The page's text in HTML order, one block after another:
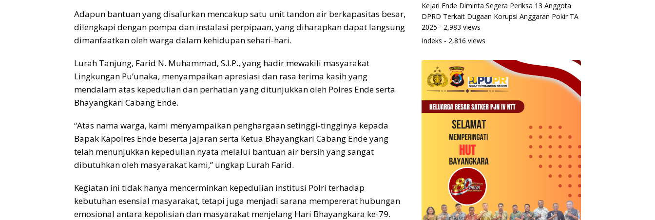
Adapun bantuan yang disalurkan mencakup satu unit tandon air berkapasitas besar,
dilengkapi dengan pompa dan instalasi perpipaan, yang diharapkan dapat langsung
dimanfaatkan oleh warga dalam kehidupan sehari-hari.
Lurah Tanjung, Farid N. Muhammad, S.I.P., yang hadir mewakili masyarakat
Lingkungan Pu’unaka, menyampaikan apresiasi dan rasa terima kasih yang
mendalam atas kepedulian dan perhatian yang ditunjukkan oleh Polres Ende serta
Bhayangkari Cabang Ende.
“Atas nama warga, kami menyampaikan penghargaan setinggi-tingginya kepada
Bapak Kapolres Ende beserta jajaran serta Ketua Bhayangkari Cabang Ende yang
telah menunjukkan kepedulian nyata melalui bantuan air bersih yang sangat
dibutuhkan oleh masyarakat kami,” ungkap Lurah Farid.
Kegiatan ini tidak hanya mencerminkan kepedulian institusi Polri terhadap
kebutuhan esensial masyarakat, tetapi juga menjadi sarana mempererat hubungan
emosional antara kepolisian dan masyarakat menjelang Hari Bhayangkara ke-79.
Kejari Ende Diminta Segera Periksa 13 Anggota
DPRD Terkait Dugaan Korupsi Anggaran Pokir TA
2025 - 2,983 views
Indeks - 2,816 views